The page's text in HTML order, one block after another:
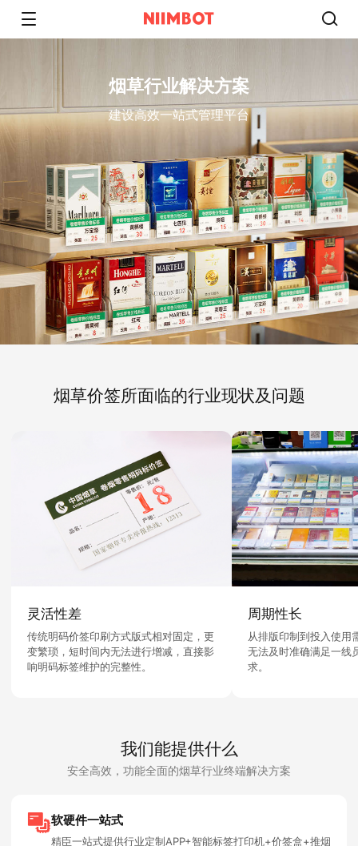
烟草行业解决方案
建设高效一站式管理平台
烟草价签所面临的行业现状及问题
灵活性差
传统明码价签印刷方式版式相对固定，更
变繁琐，短时间内无法进行增减，直接影
响明码标签维护的完整性。
周期性长
从排版印制到投入使用
无法及时准确满足一线
求。
我们能提供什么
安全高效，功能全面的烟草行业终端解决方案
软硬件一站式
精臣一站式提供行业定制APP+智能标签打印机+价签盒+推烟